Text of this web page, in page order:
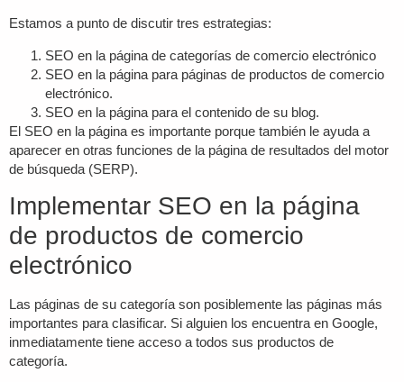
Estamos a punto de discutir tres estrategias:
SEO en la página de categorías de comercio electrónico
SEO en la página para páginas de productos de comercio
electrónico.
SEO en la página para el contenido de su blog.
El SEO en la página es importante porque también le ayuda a
aparecer en otras funciones de la página de resultados del motor
de búsqueda (SERP).
Implementar SEO en la página
de productos de comercio
electrónico
Las páginas de su categoría son posiblemente las páginas más
importantes para clasificar. Si alguien los encuentra en Google,
inmediatamente tiene acceso a todos sus productos de
categoría.